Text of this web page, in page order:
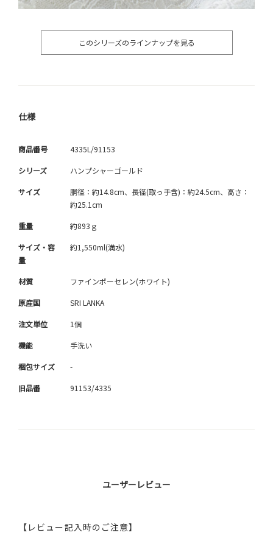
このシリーズのラインナップを見る
仕様
商品番号 4335L/91153
シリーズ ハンプシャーゴールド
サイズ
胴径：約14.8cm、長径(取っ手含)：約24.5cm、高さ：
約25.1cm
重量 約893ｇ
サイズ・容
量
約1,550ml(満水)
材質 ファインポーセレン(ホワイト)
原産国 SRI LANKA
注文単位 1個
機能 手洗い
梱包サイズ -
旧品番 91153/4335
ユーザーレビュー
【レビュー記入時のご注意】